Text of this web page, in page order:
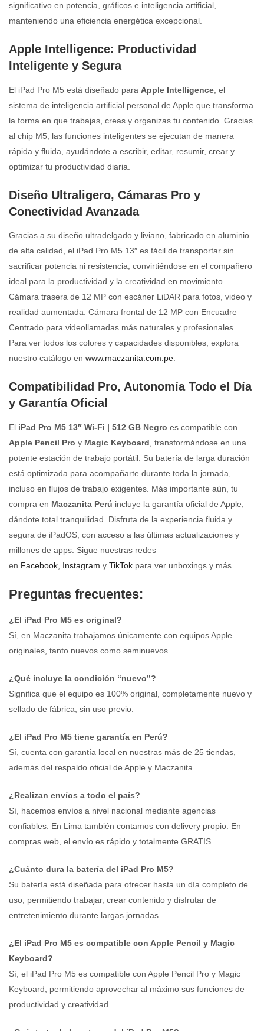
significativo en potencia, gráficos e inteligencia artificial,
manteniendo una eficiencia energética excepcional.
Apple Intelligence: Productividad
Inteligente y Segura
El iPad Pro M5 está diseñado para Apple Intelligence , el
sistema de inteligencia artificial personal de Apple que transforma
la forma en que trabajas, creas y organizas tu contenido. Gracias
al chip M5, las funciones inteligentes se ejecutan de manera
rápida y fluida, ayudándote a escribir, editar, resumir, crear y
optimizar tu productividad diaria.
Diseño Ultraligero, Cámaras Pro y
Conectividad Avanzada
Gracias a su diseño ultradelgado y liviano, fabricado en aluminio
de alta calidad, el iPad Pro M5 13″ es fácil de transportar sin
sacrificar potencia ni resistencia, convirtiéndose en el compañero
ideal para la productividad y la creatividad en movimiento.
Cámara trasera de 12 MP con escáner LiDAR para fotos, video y
realidad aumentada. Cámara frontal de 12 MP con Encuadre
Centrado para videollamadas más naturales y profesionales.
Para ver todos los colores y capacidades disponibles, explora
nuestro catálogo en www.maczanita.com.pe
Compatibilidad Pro, Autonomía Todo el Día
y Garantía Oficial
El iPad Pro M5 13″ Wi-Fi | 512 GB Negro es compatible con
Apple Pencil Pro y Magic Keyboard , transformándose en una
potente estación de trabajo portátil. Su batería de larga duración
está optimizada para acompañarte durante toda la jornada,
incluso en flujos de trabajo exigentes. Más importante aún, tu
compra en Maczanita Perú incluye la garantía oficial de Apple,
dándote total tranquilidad. Disfruta de la experiencia fluida y
segura de iPadOS, con acceso a las últimas actualizaciones y
millones de apps. Sigue nuestras redes
en Facebook Instagram y TikTok para ver unboxings y más.
Preguntas frecuentes:
¿El iPad Pro M5 es original?
Sí, en Maczanita trabajamos únicamente con equipos Apple
originales, tanto nuevos como seminuevos.
¿Qué incluye la condición “nuevo”?
Significa que el equipo es 100% original, completamente nuevo y
sellado de fábrica, sin uso previo.
¿El iPad Pro M5 tiene garantía en Perú?
Sí, cuenta con garantía local en nuestras más de 25 tiendas,
además del respaldo oficial de Apple y Maczanita.
¿Realizan envíos a todo el país?
Sí, hacemos envíos a nivel nacional mediante agencias
confiables. En Lima también contamos con delivery propio. En
compras web, el envío es rápido y totalmente GRATIS.
¿Cuánto dura la batería del iPad Pro M5?
Su batería está diseñada para ofrecer hasta un día completo de
uso, permitiendo trabajar, crear contenido y disfrutar de
entretenimiento durante largas jornadas.
¿El iPad Pro M5 es compatible con Apple Pencil y Magic
Keyboard?
Sí, el iPad Pro M5 es compatible con Apple Pencil Pro y Magic
Keyboard, permitiendo aprovechar al máximo sus funciones de
productividad y creatividad.